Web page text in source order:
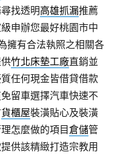
找透明高雄抓漏推薦
申辦您最好桃園市中
擁有合法執照之相關各
竹北床墊工廠直銷並
任何現金皆借貸借款
留車選擇汽車快速不
貨櫃屋裝潢貼心及裝潢
怎麼做的項目倉儲管
供該精緻打造宗教用